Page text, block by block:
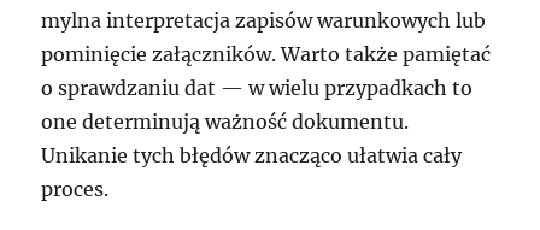
mylna interpretacja zapisów warunkowych lub
pominięcie załączników. Warto także pamiętać
o sprawdzaniu dat — w wielu przypadkach to
one determinują ważność dokumentu.
Unikanie tych błędów znacząco ułatwia cały
proces.